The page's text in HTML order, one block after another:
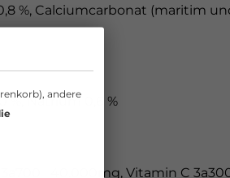
%, Calciumcarbonat (maritim
%, Natrium 0,6 %
40.000mg, Vitamin C
andere